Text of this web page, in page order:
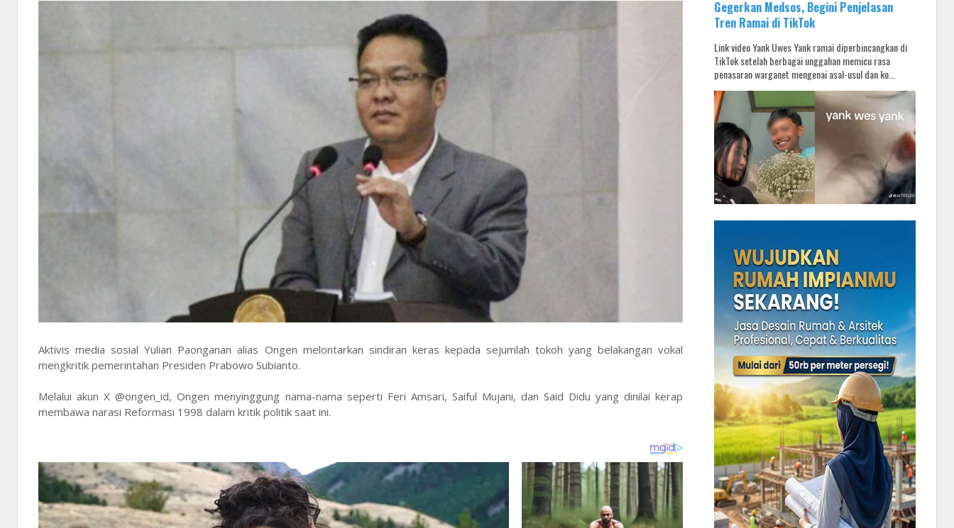
Aktivis media sosial Yulian Paonganan alias Ongen melontarkan sindiran keras kepada sejumlah tokoh yang belakangan vokal
mengkritik pemerintahan Presiden Prabowo Subianto.
Melalui akun X @ongen_id, Ongen menyinggung nama-nama seperti Feri Amsari, Saiful Mujani, dan Said Didu yang dinilai kerap
membawa narasi Reformasi 1998 dalam kritik politik saat ini.
Gegerkan Medsos, Begini Penjelasan
Tren Ramai di TikTok
Link video Yank Uwes Yank ramai diperbincangkan di
TikTok setelah berbagai unggahan memicu rasa
penasaran warganet mengenai asal-usul dan ko...